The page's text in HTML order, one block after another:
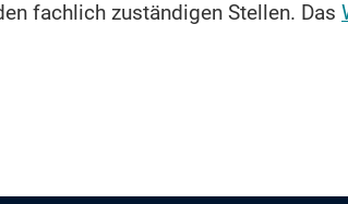
fachlich zuständigen Stellen. Das